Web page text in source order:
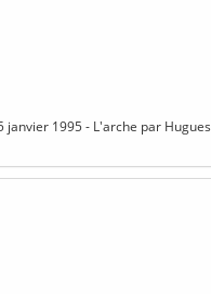
janvier 1995 - L'arche par